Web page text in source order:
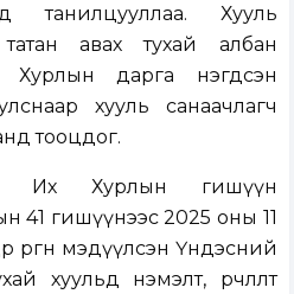
танилцууллаа. Хууль
татан авах тухай албан
дарга нэгдсэн
хууль санаачлагч
тооцдог.
Их Хурлын гишүүн
41 гишүүнээс 2025 оны 11
өргөн мэдүүлсэн Үндэсний
хуульд нэмэлт, өөрчлөлт